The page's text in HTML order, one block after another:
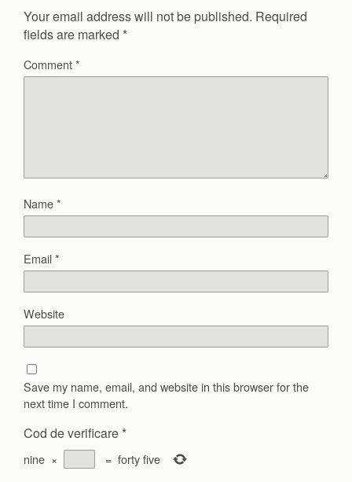
Your email address will not be published. Required
fields are marked *
Comment*
Name*
Email*
Website
Save my name, email, and website in this browser for the
next time I comment.
Cod de verificare *
nine × = forty five